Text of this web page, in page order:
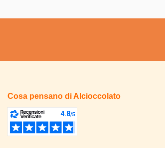
Cosa pensano di Alcioccolato